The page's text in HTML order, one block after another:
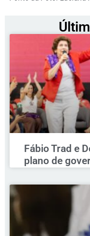
Fábio Trad e
plano de